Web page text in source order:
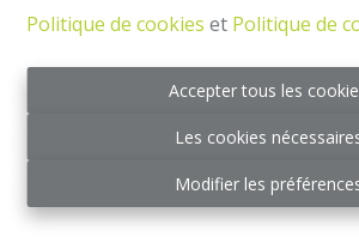
Politique de cookies et Politique de
Accepter tous les
Les cookies
Modifier les
Quai des Péniches 52, 1000
€ 1.895 /mois